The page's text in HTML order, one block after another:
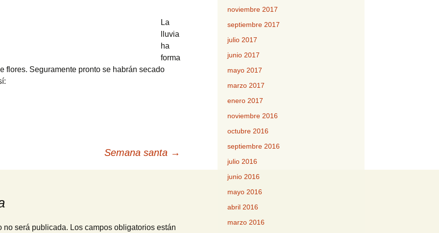
La
lluvia
ha
forma
flores. Seguramente pronto se habrán secado
Semana santa →
no será publicada. Los campos obligatorios están
noviembre 2017
septiembre 2017
julio 2017
junio 2017
mayo 2017
marzo 2017
enero 2017
noviembre 2016
octubre 2016
septiembre 2016
julio 2016
junio 2016
mayo 2016
abril 2016
marzo 2016